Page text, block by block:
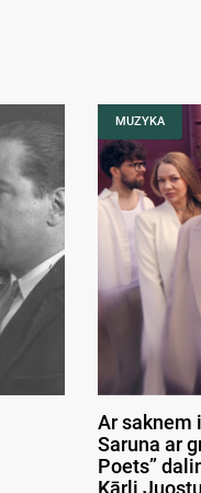
MUZYKA
Ar saknem
Saruna ar
Poets”
Kārli Juostu